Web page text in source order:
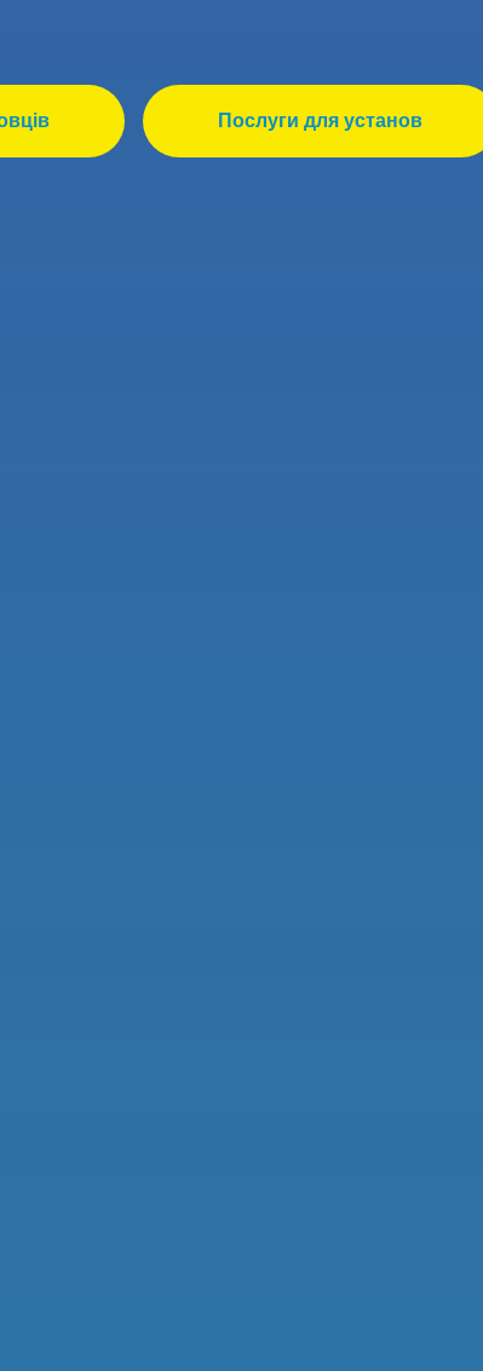
Послуги для установ